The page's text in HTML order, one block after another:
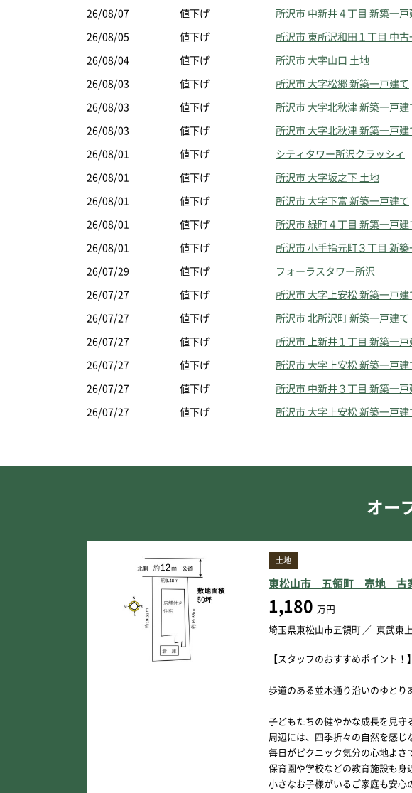
26/08/07 値下げ 所沢市 中新井４丁目 新築一
26/08/05 値下げ 所沢市 東所沢和田１丁目 中
26/08/04 値下げ 所沢市 大字山口 土地
26/08/03 値下げ 所沢市 大字松郷 新築一戸建て
26/08/03 値下げ 所沢市 大字北秋津 新築一戸
26/08/03 値下げ 所沢市 大字北秋津 新築一戸
26/08/01 値下げ シティタワー所沢クラッシィ
26/08/01 値下げ 所沢市 大字坂之下 土地
26/08/01 値下げ 所沢市 大字下富 新築一戸建て
26/08/01 値下げ 所沢市 緑町４丁目 新築一戸
26/08/01 値下げ 所沢市 小手指元町３丁目 新
26/07/29 値下げ フォーラスタワー所沢
26/07/27 値下げ 所沢市 大字上安松 新築一戸
26/07/27 値下げ 所沢市 北所沢町 新築一戸建
26/07/27 値下げ 所沢市 上新井１丁目 新築一
26/07/27 値下げ 所沢市 大字上安松 新築一戸
26/07/27 値下げ 所沢市 中新井３丁目 新築一
26/07/27 値下げ 所沢市 大字上安松 新築一戸
オー
土地
東松山市 五領町 売地 古
1,180 万円
埼玉県東松山市五領町
東武東
【スタッフのおすすめポイント！】
歩道のある並木通り沿いのゆとり
子どもたちの健やかな成長を見守
周辺には、四季折々の自然を感じ
毎日がピクニック気分の心地よさ
保育園や学校などの教育施設も身
小さなお子様がいるご家庭も安心